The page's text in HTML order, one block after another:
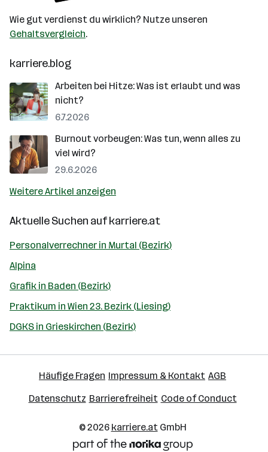
Wie gut verdienst du wirklich? Nutze unseren
Gehaltsvergleich.
karriere.blog
Arbeiten bei Hitze: Was ist erlaubt und was
nicht?
6.7.2026
Burnout vorbeugen: Was tun, wenn alles zu
viel wird?
29.6.2026
Weitere Artikel anzeigen
Aktuelle Suchen aufkarriere.at
Personalverrechner in Murtal (Bezirk)
Alpina
Grafik in Baden (Bezirk)
Praktikum in Wien 23. Bezirk (Liesing)
DGKS in Grieskirchen (Bezirk)
Häufige Fragen Impressum & Kontakt AGB
Datenschutz Barrierefreiheit Code of Conduct
© 2026 karriere.atGmbH